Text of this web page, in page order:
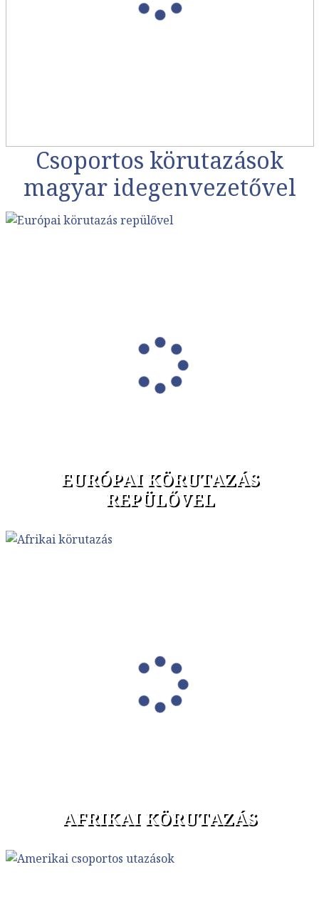
Csoportos körutazások
magyar idegenvezetővel
EURÓPAI KÖRUTAZÁS
REPÜLŐVEL
AFRIKAI KÖRUTAZÁS